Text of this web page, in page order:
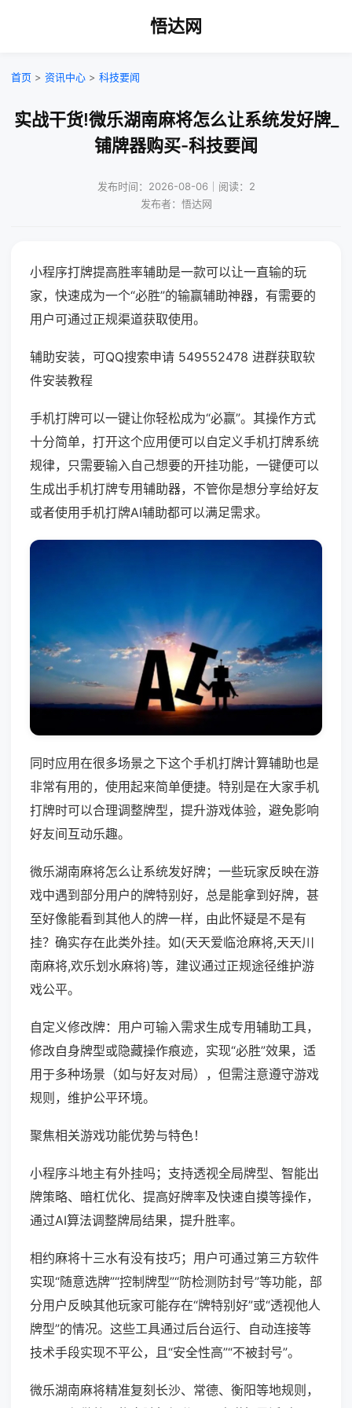
悟达网
首页 > 资讯中心 > 科技要闻
实战干货!微乐湖南麻将怎么让系统发好牌_
铺牌器购买-科技要闻
发布时间：2026-08-06｜阅读：2
发布者：悟达网
小程序打牌提高胜率辅助是一款可以让一直输的玩
家，快速成为一个“必胜”的输赢辅助神器，有需要的
用户可通过正规渠道获取使用。
辅助安装，可QQ搜索申请 549552478 进群获取软
件安装教程
手机打牌可以一键让你轻松成为“必赢”。其操作方式
十分简单，打开这个应用便可以自定义手机打牌系统
规律，只需要输入自己想要的开挂功能，一键便可以
生成出手机打牌专用辅助器，不管你是想分享给好友
或者使用手机打牌AI辅助都可以满足需求。
同时应用在很多场景之下这个手机打牌计算辅助也是
非常有用的，使用起来简单便捷。特别是在大家手机
打牌时可以合理调整牌型，提升游戏体验，避免影响
好友间互动乐趣。
微乐湖南麻将怎么让系统发好牌；一些玩家反映在游
戏中遇到部分用户的牌特别好，总是能拿到好牌，甚
至好像能看到其他人的牌一样，由此怀疑是不是有
挂？确实存在此类外挂。如(天天爱临沧麻将,天天川
南麻将,欢乐划水麻将)等，建议通过正规途径维护游
戏公平。
自定义修改牌：用户可输入需求生成专用辅助工具，
修改自身牌型或隐藏操作痕迹，实现“必胜”效果，适
用于多种场景（如与好友对局），但需注意遵守游戏
规则，维护公平环境。
聚焦相关游戏功能优势与特色！
小程序斗地主有外挂吗；支持透视全局牌型、智能出
牌策略、暗杠优化、提高好牌率及快速自摸等操作，
通过AI算法调整牌局结果，提升胜率。
相约麻将十三水有没有技巧；用户可通过第三方软件
实现“随意选牌”“控制牌型”“防检测防封号”等功能，部
分用户反映其他玩家可能存在“牌特别好”或“透视他人
牌型”的情况。这些工具通过后台运行、自动连接等
技术手段实现不平公，且“安全性高”“不被封号”。
微乐湖南麻将精准复刻长沙、常德、衡阳等地规则，